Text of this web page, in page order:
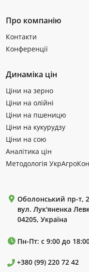
Про компанію
Контакти
Конференції
Динаміка цін
Ціни на зерно
Ціни на олійні
Ціни на пшеницю
Ціни на кукурудзу
Ціни на сою
Аналітика цін
Методологія
Оболонський пр-т,
вул. Лук'яненка
04205, Україна
Пн-Пт: с 9:00 до
+380 (99) 220 72 42